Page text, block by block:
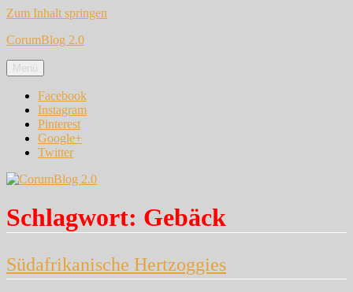
Zum Inhalt springen
CorumBlog 2.0
Menü
Facebook
Instagram
Pinterest
Google+
Twitter
Schlagwort: Gebäck
Südafrikanische Hertzoggies